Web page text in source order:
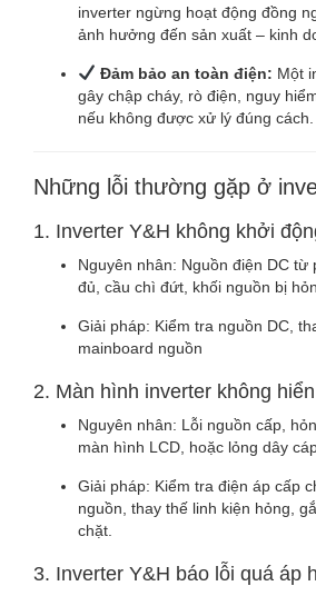
inverter ngừng hoạt động đồng
ảnh hưởng đến sản xuất – kinh
Đảm bảo an toàn điện: Một
gây chập cháy, rò điện, nguy
nếu không được xử lý đúng cách.
Những lỗi thường gặp ở
1. Inverter Y&H không khởi
Nguyên nhân: Nguồn điện DC từ
đủ, cầu chì đứt, khối nguồn bị
Giải pháp: Kiểm tra nguồn DC,
mainboard nguồn
2. Màn hình inverter không
Nguyên nhân: Lỗi nguồn cấp,
màn hình LCD, hoặc lỏng dây
Giải pháp: Kiểm tra điện áp cấp
nguồn, thay thế linh kiện hỏng,
chặt.
3. Inverter Y&H báo lỗi quá áp